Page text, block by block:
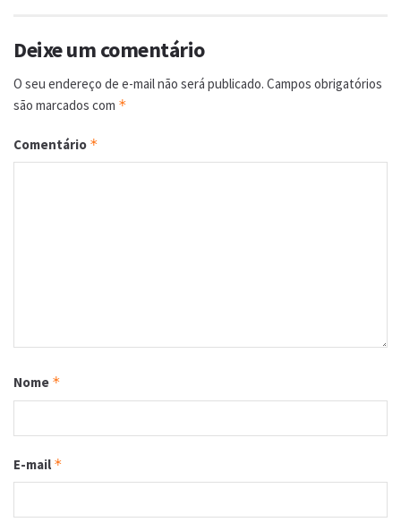
Deixe um comentário
O seu endereço de e-mail não será publicado. Campos obrigatórios
são marcados com *
Comentário *
Nome *
E-mail *